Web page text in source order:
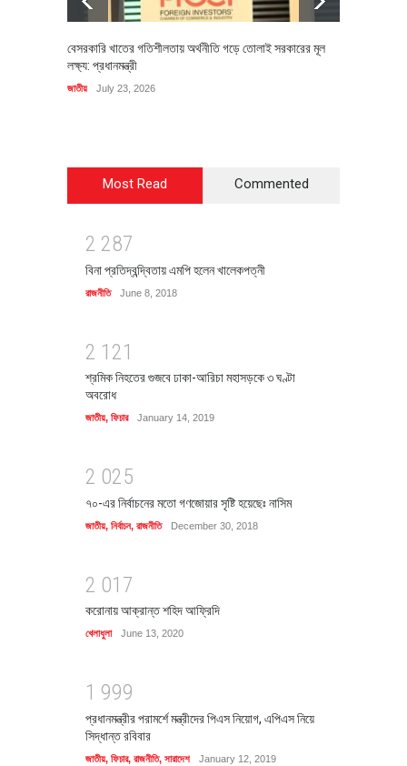
বেসরকারি খাতের গতিশীলতায় অর্থনীতি গড়ে তোলাই সরকারের মূল
লক্ষ্য: প্রধানমন্ত্রী
জাতীয় July 23, 2026
Most Read Commented
2 287
বিনা প্রতিদ্বন্দ্বিতায় এমপি হলেন খালেকপত্নী
রাজনীতি June 8, 2018
2 1 21
শ্রমিক নিহতের গুজবে ঢাকা-আরিচা মহাসড়কে ৩ ঘণ্টা
অবরোধ
জাতীয়, ফিচার January 14, 2019
2 025
৭০-এর নির্বাচনের মতো গণজোয়ার সৃষ্টি হয়েছেঃ নাসিম
জাতীয়, নির্বাচন, রাজনীতি December 30, 2018
2 01 7
করোনায় আক্রান্ত শহিদ আফ্রিদি
খেলাধুলা June 13, 2020
1 999
প্রধানমন্ত্রীর পরামর্শে মন্ত্রীদের পিএস নিয়োগ, এপিএস নিয়ে
সিদ্ধান্ত রবিবার
জাতীয়, ফিচার, রাজনীতি, সারাদেশ January 12, 2019